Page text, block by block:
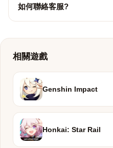
如何聯絡客服?
相關遊戲
Genshin Impact
Honkai: Star Rail